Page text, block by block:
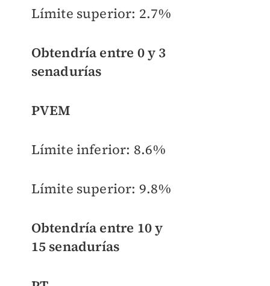
Límite superior: 2.7%
Obtendría entre 0 y 3
senadurías
PVEM
Límite inferior: 8.6%
Límite superior: 9.8%
Obtendría entre 10 y
15 senadurías